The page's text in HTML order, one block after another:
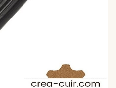
permet ainsi de
de la créativité dans le
du cuir.
: la